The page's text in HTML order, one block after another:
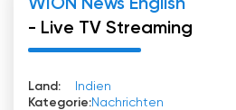
WION News English
- Live TV Streaming
Land:
Indien
Kategorie:Nachrichten